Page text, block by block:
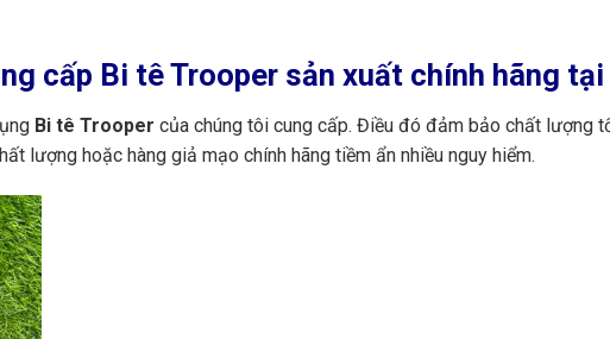
cấp Bi tê Trooper sản xuất chính hãng
Bi tê Trooper của chúng tôi cung cấp. Điều đó đảm bảo chất lượng
lượng hoặc hàng giả mạo chính hãng tiềm ẩn nhiều nguy hiểm.